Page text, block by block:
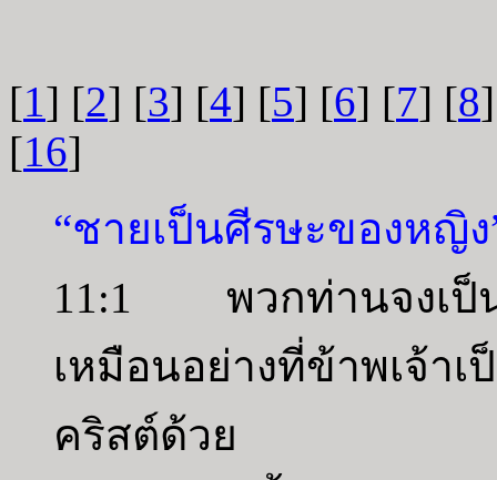
[1] [2] [3] [4] [5] [6] [7] [8
[16]
“ชายเป็นศีรษะของหญิง
11:1 พวกท่านจงเป็น
เหมือนอย่างที่ข้าพเจ้า
คริสต์ด้วย